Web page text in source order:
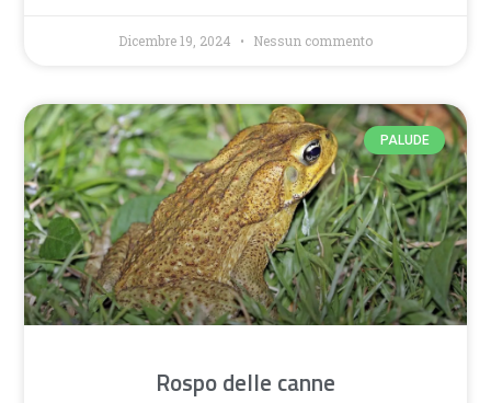
Dicembre 19, 2024 Nessun commento
PALUDE
Rospo delle canne